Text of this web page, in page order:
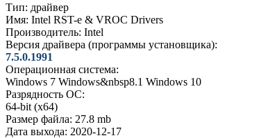
Тип: драйвер
Имя: Intel RST-e & VROC Drivers
Производитель: Intel
Версия драйвера (программы установщика):
7.5.0.1991
Операционная система:
Windows 7 Windows&nbsp8.1 Windows 10
Разрядность ОС:
64-bit (x64)
Размер файла: 27.8 mb
Дата выхода: 2020-12-17